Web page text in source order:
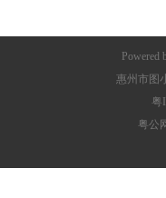
Powered
惠州市图
粤
粤公